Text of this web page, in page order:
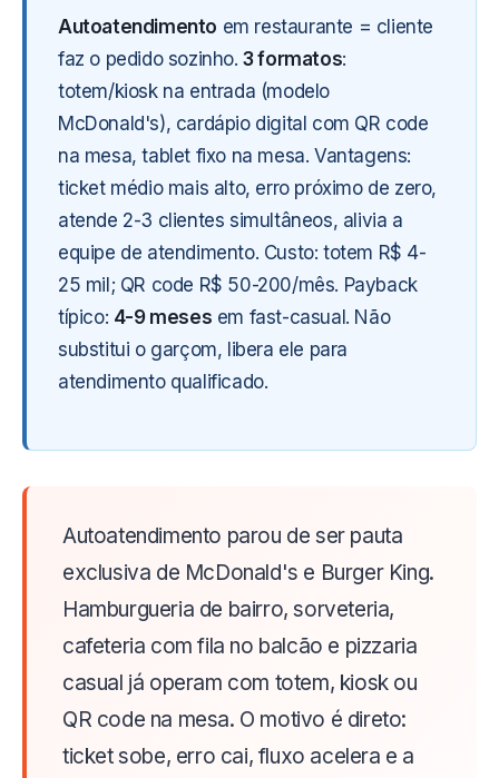
Autoatendimento em restaurante = cliente
faz o pedido sozinho.3 formatos:
totem/kiosk na entrada (modelo
McDonald's), cardápio digital com QR code
na mesa, tablet fixo na mesa. Vantagens:
ticket médio mais alto, erro próximo de zero,
atende 2-3 clientes simultâneos, alivia a
equipe de atendimento. Custo: totem R$ 4-
25 mil; QR code R$ 50-200/mês. Payback
típico: 4-9 meses em fast-casual. Não
substitui o garçom, libera ele para
atendimento qualificado.
Autoatendimento parou de ser pauta
exclusiva de McDonald's e Burger King.
Hamburgueria de bairro, sorveteria,
cafeteria com fila no balcão e pizzaria
casual já operam com totem, kiosk ou
QR code na mesa. O motivo é direto:
ticket sobe, erro cai, fluxo acelera e a